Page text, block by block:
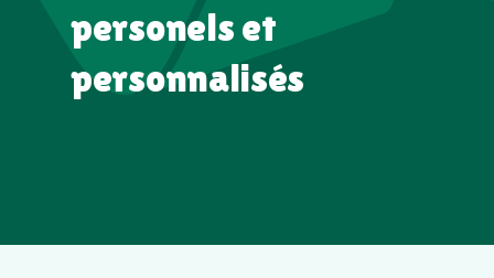
personels et
personnalisés